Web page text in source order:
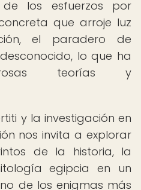
los esfuerzos por
que arroje luz
el paradero de
lo que ha
teorías y
y la investigación en
nos invita a explorar
de la historia, la
egipcia en un
de los enigmas más